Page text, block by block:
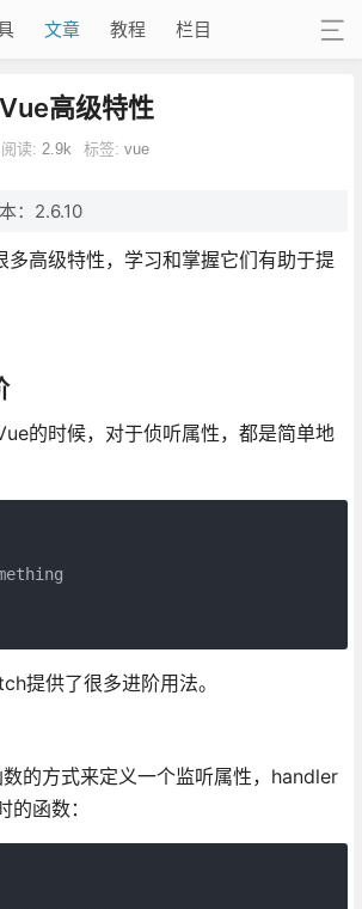
文章 教程 栏目
高级特性
阅读: 2.9k 标签: vue
：2.6.10
多高级特性，学习和掌握它们有助于提
的时候，对于侦听属性，都是简单地
提供了很多进阶用法。
的方式来定义一个监听属性，handler
函数：